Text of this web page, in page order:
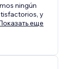
ningún
y
еще